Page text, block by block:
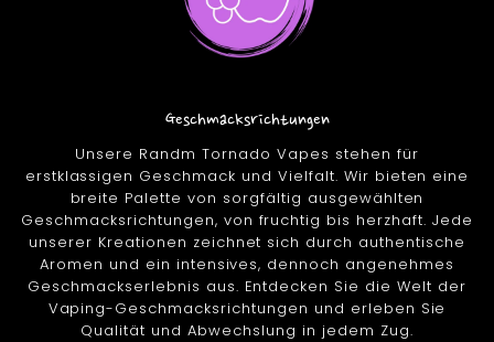
Geschmacksrichtungen
Unsere Randm Tornado Vapes stehen für
erstklassigen Geschmack und Vielfalt. Wir bieten eine
breite Palette von sorgfältig ausgewählten
Geschmacksrichtungen, von fruchtig bis herzhaft. Jede
unserer Kreationen zeichnet sich durch authentische
Aromen und ein intensives, dennoch angenehmes
Geschmackserlebnis aus. Entdecken Sie die Welt der
Vaping-Geschmacksrichtungen und erleben Sie
Qualität und Abwechslung in jedem Zug.